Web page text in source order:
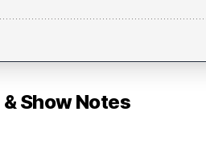
Show Notes